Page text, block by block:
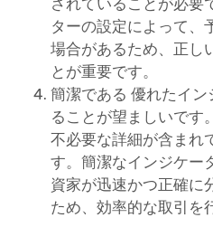
ターの設定によって、
場合があるため、正し
とが重要です。
簡潔である 優れたイ
ることが望ましいです
不必要な詳細が含まれ
す。簡潔なインジケー
資家が迅速かつ正確に
ため、効率的な取引を